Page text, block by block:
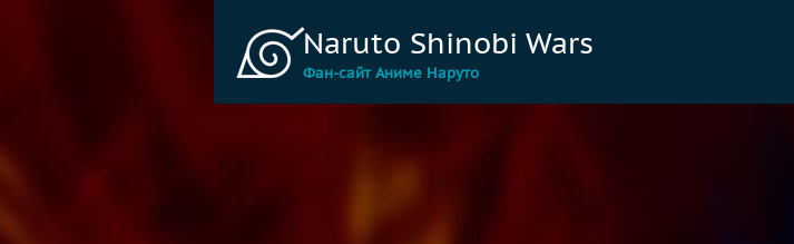
Naruto Shinobi Wars
Фан-сайт Аниме Наруто